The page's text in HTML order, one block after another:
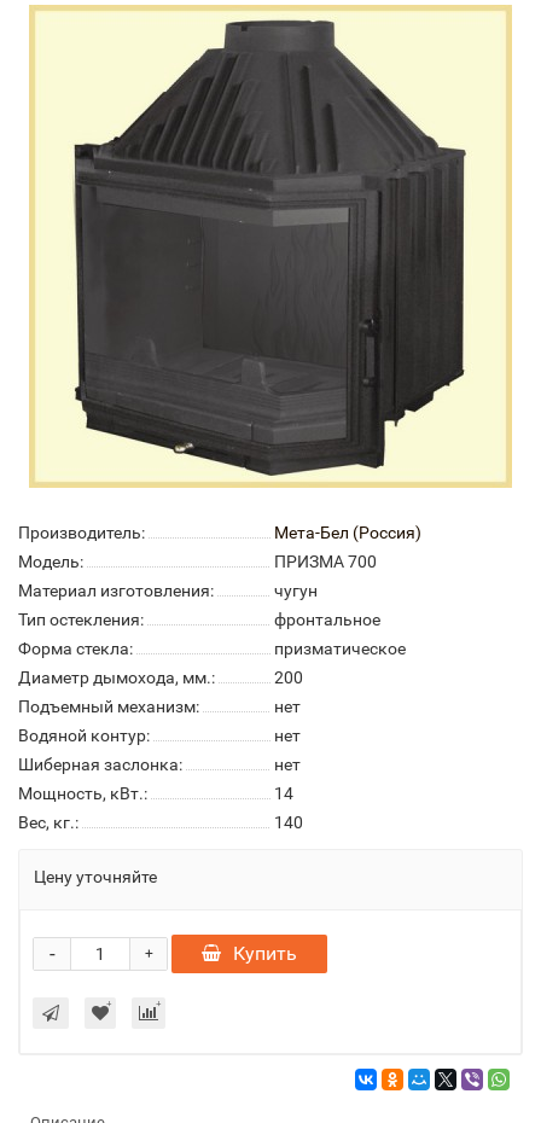
Производитель:
Мета-Бел (Россия)
Модель:
ПРИЗМА 700
Материал изготовления:
чугун
Тип остекления:
фронтальное
Форма стекла:
призматическое
Диаметр дымохода, мм.:
200
Подъемный механизм:
нет
Водяной контур:
нет
Шиберная заслонка:
нет
Мощность, кВт.:
14
Вес, кг.:
140
Цену уточняйте
+
- Купить